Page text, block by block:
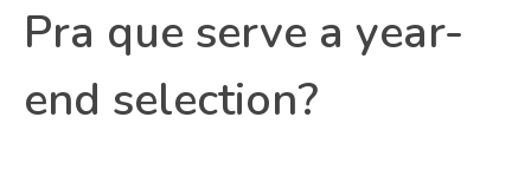
Pra que serve a year-
end selection?